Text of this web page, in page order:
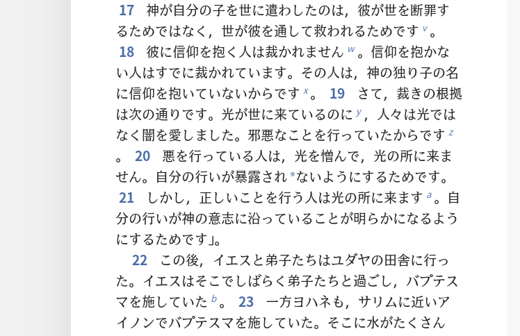
17
神が自分の子を世に遣わしたのは，彼が世を断罪す
るためではなく，世が彼を通して救われるためです v 。
18
彼に信仰を抱く人は裁かれません w 。信仰を抱かな
い人はすでに裁かれています。その人は，神の独り子の名
に信仰を抱いていないからです x 。 19
さて，裁きの根拠
は次の通りです。光が世に来ているのに y ，人々は光では
なく闇を愛しました。邪悪なことを行っていたからです z
。 20
悪を行っている人は，光を憎んで，光の所に来ま
せん。自分の行いが暴露され*ないようにするためです。
21
しかし，正しいことを行う人は光の所に来ます a 。自
分の行いが神の意志に沿っていることが明らかになるよう
にするためです」。
22
この後，イエスと弟子たちはユダヤの田舎に行っ
た。イエスはそこでしばらく弟子たちと過ごし，バプテス
マを施していた b 。 23
一方ヨハネも，サリムに近いア
イノンでバプテスマを施していた。そこに水がたくさん